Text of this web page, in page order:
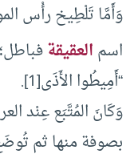
وَأَمَّا تَلْطِيخ رأْس
اسمالعقيقة
“أَمِيطُوا الأَذَى[1].
وَكَانَ المُتَّبَع عِنْد
بصوفة منها ثم